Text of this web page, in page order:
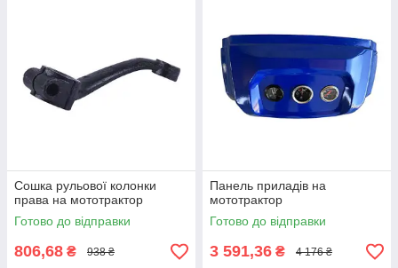
Сошка рульової колонки
права на мототрактор
Готово до відправки
806,68 ₴ 938 ₴
Панель приладів на
мототрактор
Готово до відправки
3 591,36 ₴ 4 176 ₴